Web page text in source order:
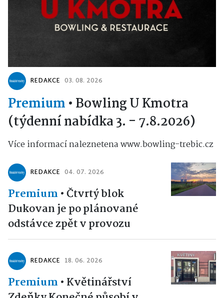
REDAKCE 03. 08. 2026
Premium • Bowling U Kmotra
(týdenní nabídka 3. - 7.8.2026)
Více informací naleznetena www.bowling-trebic.cz
REDAKCE 04. 07. 2026
Premium •Čtvrtý blok
Dukovan je po plánované
odstávce zpět v provozu
REDAKCE 18. 06. 2026
Premium • Květinářství